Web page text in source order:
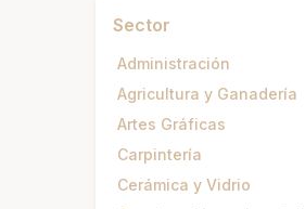
Sector
Administración
Agricultura y Ganadería
Artes Gráficas
Carpintería
Cerámica y Vidrio